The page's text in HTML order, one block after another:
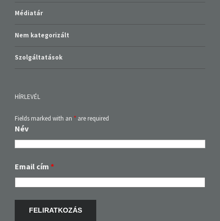
Médiatár
Nem kategorizált
Szolgáltatások
HÍRLEVÉL
Fields marked with an * are required
Név
Email cím *